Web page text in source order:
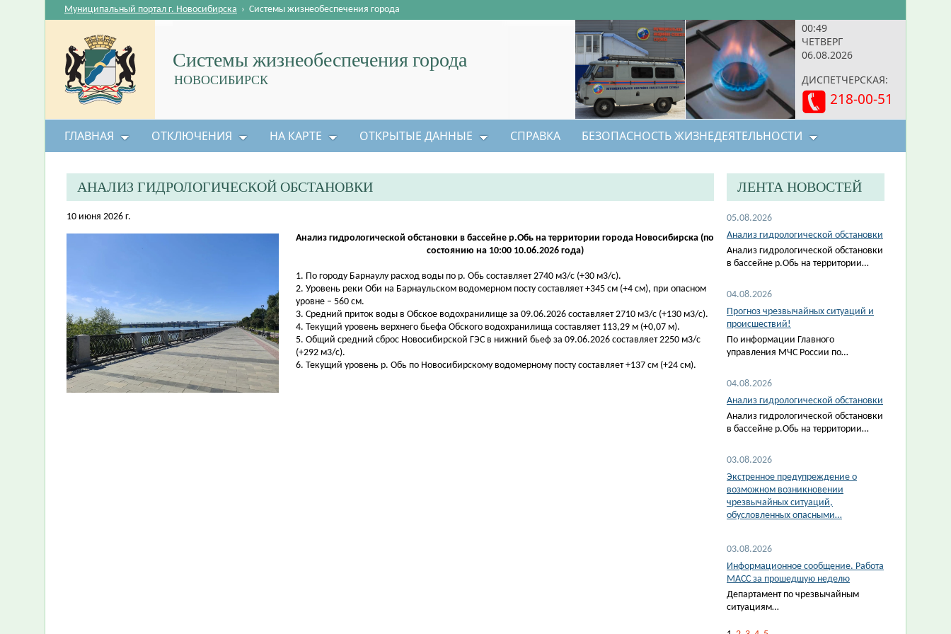
00:49
ЧЕТВЕРГ
06.08.2026
ДИСПЕТЧЕРСКАЯ:
218-00-51
Системы жизнеобеспечения города
НОВОСИБИРСК
Муниципальный портал г. Новосибирска › Системы жизнеобеспечения города
ГЛАВНАЯ ОТКЛЮЧЕНИЯ НА КАРТЕ ОТКРЫТЫЕ ДАННЫЕ СПРАВКА БЕЗОПАСНОСТЬ ЖИЗНЕДЕЯТЕЛЬНОСТИ
АНАЛИЗ ГИДРОЛОГИЧЕСКОЙ ОБСТАНОВКИ
10 июня 2026 г.
Анализ гидрологической обстановки в бассейне р.Обь на территории города Новосибирска (по
состоянию на 10:00 10.06.2026 года)
1. По городу Барнаулу расход воды по р. Обь составляет 2740 м3/с (+30 м3/с).
2. Уровень реки Оби на Барнаульском водомерном посту составляет +345 см (+4 см), при опасном
уровне – 560 см.
3. Средний приток воды в Обское водохранилище за 09.06.2026 составляет 2710 м3/с (+130 м3/с).
4. Текущий уровень верхнего бьефа Обского водохранилища составляет 113,29 м (+0,07 м).
5. Общий средний сброс Новосибирской ГЭС в нижний бьеф за 09.06.2026 составляет 2250 м3/с
(+292 м3/с).
6. Текущий уровень р. Обь по Новосибирскому водомерному посту составляет +137 см (+24 см).
ЛЕНТА НОВОСТЕЙ
05.08.2026
Анализ гидрологической обстановки
Анализ гидрологической обстановки
в бассейне р.Обь на территории…
04.08.2026
Прогноз чрезвычайных ситуаций и
происшествий!
По информации Главного
управления МЧС России по…
04.08.2026
Анализ гидрологической обстановки
Анализ гидрологической обстановки
в бассейне р.Обь на территории…
03.08.2026
Экстренное предупреждение о
возможном возникновении
чрезвычайных ситуаций,
обусловленных опасными…
03.08.2026
Информационное сообщение. Работа
МАСС за прошедшую неделю
Департамент по чрезвычайным
ситуациям…